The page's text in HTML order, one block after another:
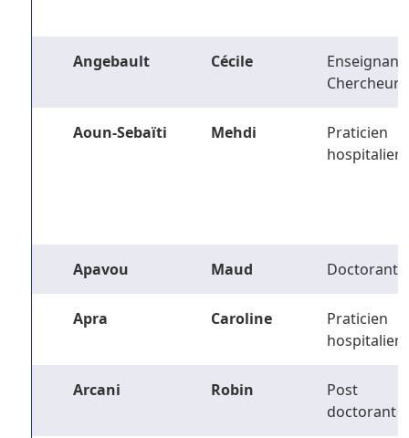
Angebault Cécile
Enseignant-
Chercheur
Aoun-Sebaïti Mehdi
Praticien
hospitalier
Apavou Maud Doctorant
Apra Caroline
Praticien
hospitalier
Arcani Robin
Post
doctorant